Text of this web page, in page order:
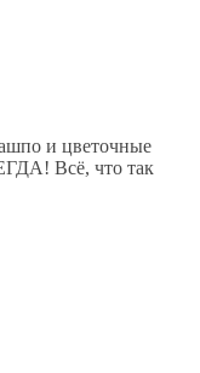
и цветочные
Всё, что так